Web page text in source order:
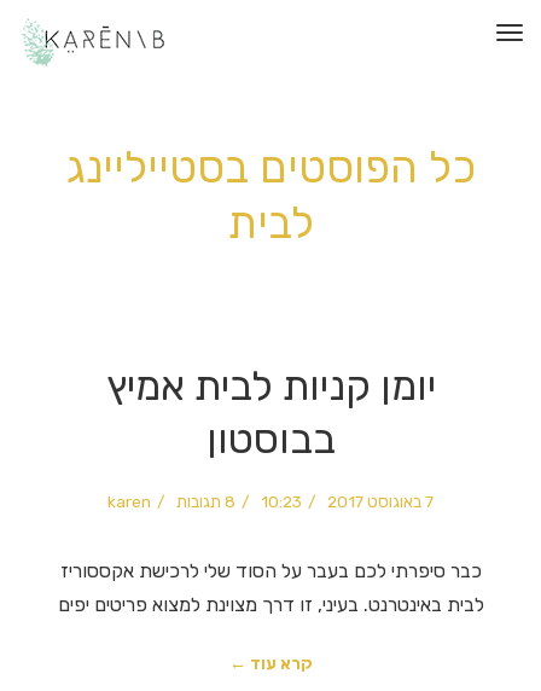
תפריט
כל הפוסטים בסטייליינג
לבית
יומן קניות לבית אמיץ
בבוסטון
7 באוגוסט 2017 10:23 8 תגובות karen
כבר סיפרתי לכם בעבר על הסוד שלי לרכישת אקססוריז
לבית באינטרנט. בעיני, זו דרך מצוינת למצוא פריטים יפים
קרא עוד ←